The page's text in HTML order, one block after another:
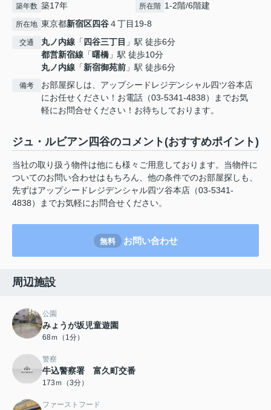
築年数 築17年 所在階 1-2階/6階建
所在地 東京都新宿区四谷４丁目19-8
交通 丸ノ内線 「 四谷三丁目 」駅 徒歩6分
都営新宿線 「曙橋 」駅 徒歩10分
丸ノ内線 「新宿御苑前 」駅 徒歩6分
備考
お部屋探しは、アップシードレジデンシャル四ツ谷本店
にお任せください！お電話（03-5341-4838）までお気
軽にお問合せください！お待ちしております。
ジュ・ルビアン四谷のコメント(おすすめポイント)
当社の取り扱う物件は他にも様々ご用意しております。当物件に
ついてのお問い合わせはもちろん、他の条件でのお部屋探しも、
先ずはアップシードレジデンシャル四ツ谷本店（03-5341-
4838）までお気軽にお問合せください。
無料 お問い合わせ
周辺施設
公園
みょうが坂児童遊園
68ｍ（1分）
警察
牛込警察署 富久町交番
173ｍ（3分）
ファーストフード